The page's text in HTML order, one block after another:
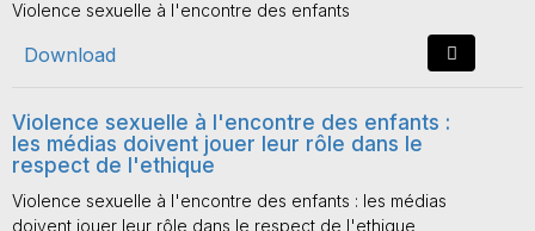
Violence sexuelle à l'encontre des enfants
Download
Violence sexuelle à l'encontre des enfants :
les médias doivent jouer leur rôle dans le
respect de l'ethique
Violence sexuelle à l'encontre des enfants : les médias
doivent jouer leur rôle dans le respect de l'ethique